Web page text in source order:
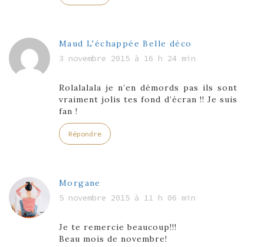
Maud L'échappée Belle déco
3 novembre 2015 à 16 h 24 min
Rolalalala je n’en démords pas ils sont
vraiment jolis tes fond d’écran !! Je suis
fan !
Répondre
Morgane
5 novembre 2015 à 11 h 06 min
Je te remercie beaucoup!!!
Beau mois de novembre!